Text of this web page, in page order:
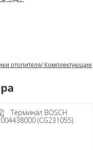
отопителя/ Комплектующие